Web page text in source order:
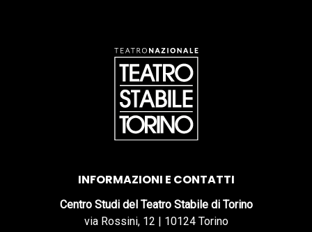
INFORMAZIONI E CONTATTI
Centro Studi del Teatro Stabile di Torino
via Rossini, 12 | 10124 Torino